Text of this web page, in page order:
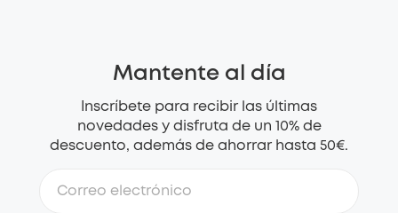
Mantente al día
Inscríbete para recibir las últimas
novedades y disfruta de un 10% de
descuento, además de ahorrar hasta 50€.